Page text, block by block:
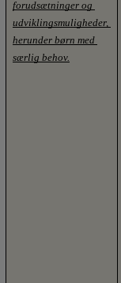
forudsætninger og
udviklingsmuligheder,
herunder børn med
særlig behov.